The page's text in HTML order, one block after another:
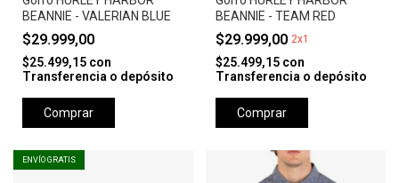
BEANNIE - VALERIAN BLUE
$29.999,00
$25.499,15 con
Transferencia o depósito
Comprar
BEANNIE - TEAM RED
$29.999,00 2x1
$25.499,15 con
Transferencia o depósito
Comprar
ENVÍO GRATIS